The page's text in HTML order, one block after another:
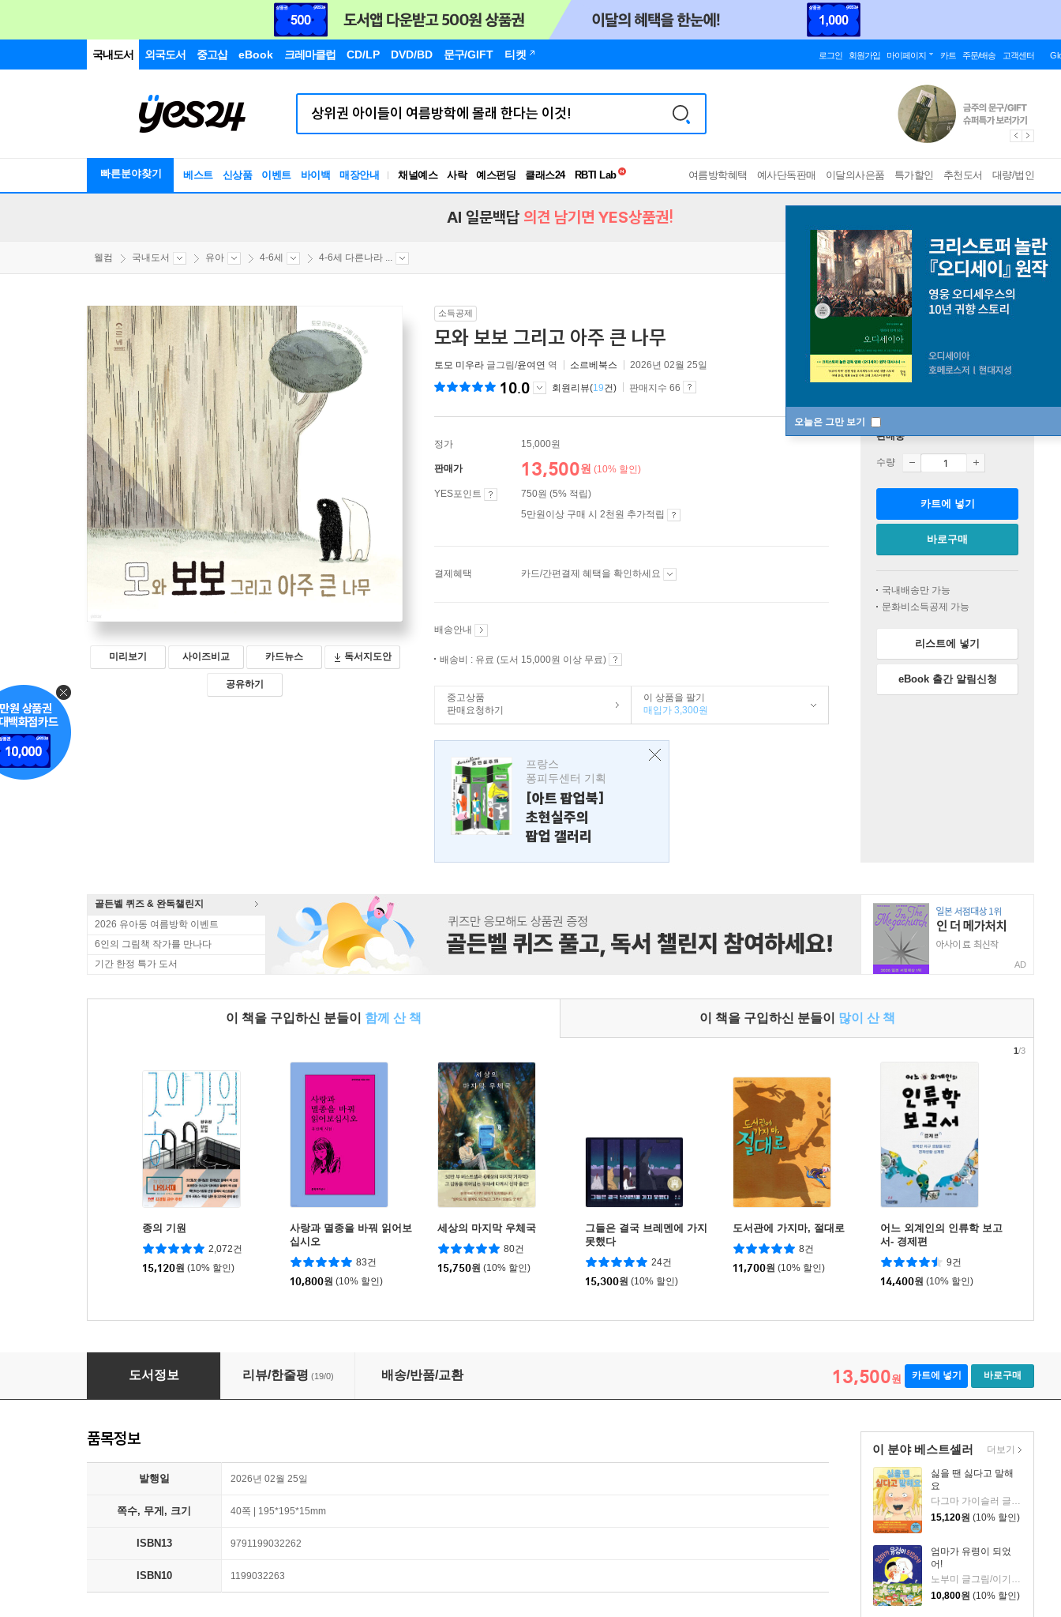
국내도서 외국도서 중고샵 eBook 크레마클럽 CD/LP DVD/BD 문구/GIFT 티켓 로그인 회원가입 마이페이지 카트 주문/배송 고객센터
빠른분야찾기 베스트 신상품 이벤트 바이백 매장안내 채널예스 사락 예스펀딩 클래스24
독서유형검사
여름방학혜택 예사단독판매 이달의사은품 특가할인 추천도서 대량/법인
오늘은 그만 보기
AI 일문백답 의견 남기면 YES상품권!
웰컴 국내도서 유아 4-6세 4-6세 다른나라 ...
미리보기 사이즈비교 카드뉴스 독서지도안
공유하기
소득공제
모와 보보 그리고 아주 큰 나무
토모 미우라 글그림/윤여연 역 소르베북스 2026년 02월 25일
10.0 회원리뷰(19건) 판매지수 66
정가 15,000원
판매가 13,500원 (10% 할인)
YES포인트
750원 (5% 적립)
5만원이상 구매 시 2천원 추가적립
결제혜택 카드/간편결제 혜택을 확인하세요
배송안내
배송비 : 유료 (도서 15,000원 이상 무료)
중고상품
판매요청하기
이 상품을 팔기
매입가 3,300원
프랑스
퐁피두센터 기획
[아트 팝업북]
초현실주의
팝업 갤러리
판매중
수량
카트에 넣기
바로구매
국내배송만 가능
문화비소득공제 가능
리스트에 넣기
eBook 출간 알림신청
골든벨 퀴즈 & 완독챌린지
2026 유아동 여름방학 이벤트
6인의 그림책 작가를 만나다
기간 한정 특가 도서
AD
이 책을 구입하신 분들이 함께 산 책 이 책을 구입하신 분들이 많이 산 책
종의 기원
2,072건
15,120원 (10% 할인)
사랑과 멸종을 바꿔 읽어보
십시오
83건
10,800원 (10% 할인)
세상의 마지막 우체국
80건
15,750원 (10% 할인)
그들은 결국 브레멘에 가지
못했다
24건
15,300원 (10% 할인)
도서관에 가지마, 절대로
8건
11,700원 (10% 할인)
어느 외계인의 인류학 보고
서- 경제편
9건
14,400원 (10% 할인)
1/3
모와 보보 그리고 아주 큰 나무
도서정보 리뷰/한줄평 (19/0) 배송/반품/교환 13,500원 카트에 넣기 바로구매
이 분야 베스트셀러
싫을 땐 싫다고 말해
요
다그마 가이슬러 글/박소영 역
15,120원 (10% 할인)
엄마가 유령이 되었
어!
노부미 글그림/이기웅 역
10,800원 (10% 할인)
더보기
품목정보
발행일 2026년 02월 25일
쪽수, 무게, 크기 40쪽 | 195*195*15mm
ISBN13 9791199032262
ISBN10 1199032263